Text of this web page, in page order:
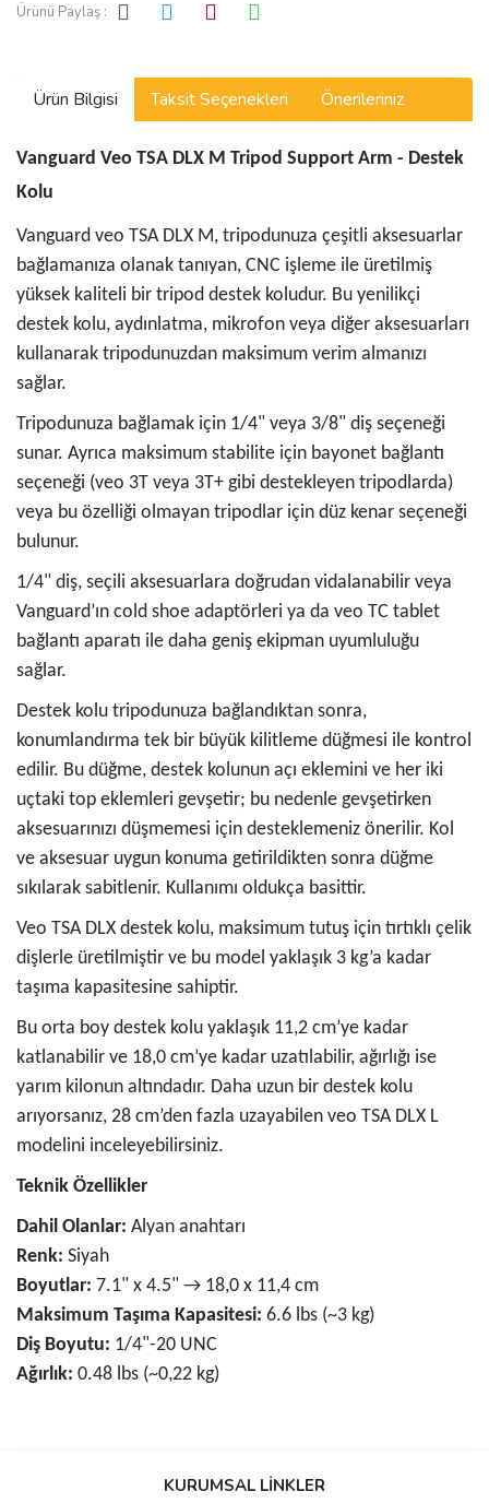
Ürünü Paylaş :
Ürün Bilgisi Taksit Seçenekleri Önerileriniz
Vanguard Veo TSA DLX M Tripod Support Arm - Destek
Kolu
Vanguard veo TSA DLX M, tripodunuza çeşitli aksesuarlar
bağlamanıza olanak tanıyan, CNC işleme ile üretilmiş
yüksek kaliteli bir tripod destek koludur. Bu yenilikçi
destek kolu, aydınlatma, mikrofon veya diğer aksesuarları
kullanarak tripodunuzdan maksimum verim almanızı
sağlar.
Tripodunuza bağlamak için 1/4" veya 3/8" diş seçeneği
sunar. Ayrıca maksimum stabilite için bayonet bağlantı
seçeneği (veo 3T veya 3T+ gibi destekleyen tripodlarda)
veya bu özelliği olmayan tripodlar için düz kenar seçeneği
bulunur.
1/4" diş, seçili aksesuarlara doğrudan vidalanabilir veya
Vanguard’ın cold shoe adaptörleri ya da veo TC tablet
bağlantı aparatı ile daha geniş ekipman uyumluluğu
sağlar.
Destek kolu tripodunuza bağlandıktan sonra,
konumlandırma tek bir büyük kilitleme düğmesi ile kontrol
edilir. Bu düğme, destek kolunun açı eklemini ve her iki
uçtaki top eklemleri gevşetir; bu nedenle gevşetirken
aksesuarınızı düşmemesi için desteklemeniz önerilir. Kol
ve aksesuar uygun konuma getirildikten sonra düğme
sıkılarak sabitlenir. Kullanımı oldukça basittir.
Veo TSA DLX destek kolu, maksimum tutuş için tırtıklı çelik
dişlerle üretilmiştir ve bu model yaklaşık 3 kg’a kadar
taşıma kapasitesine sahiptir.
Bu orta boy destek kolu yaklaşık 11,2 cm’ye kadar
katlanabilir ve 18,0 cm’ye kadar uzatılabilir, ağırlığı ise
yarım kilonun altındadır. Daha uzun bir destek kolu
arıyorsanız, 28 cm’den fazla uzayabilen veo TSA DLX L
modelini inceleyebilirsiniz.
Teknik Özellikler
Dahil Olanlar: Alyan anahtarı
Renk: Siyah
Boyutlar: 7.1" x 4.5" → 18,0 x 11,4 cm
Maksimum Taşıma Kapasitesi: 6.6 lbs (~3 kg)
Diş Boyutu: 1/4"-20 UNC
Ağırlık: 0.48 lbs (~0,22 kg)
tarafımıza iletebilirsiniz.KURUMSAL LİNKLER